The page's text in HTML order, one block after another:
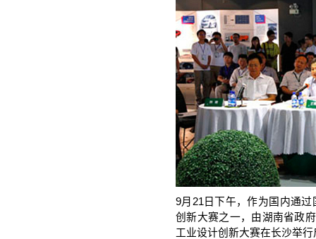
9月21日下午，作为国内通
创新大赛之一，由湖南省政
工业设计创新大赛在长沙举